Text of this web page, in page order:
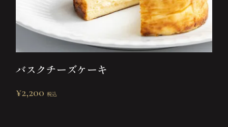
バスクチーズケーキ
¥2,200 税込